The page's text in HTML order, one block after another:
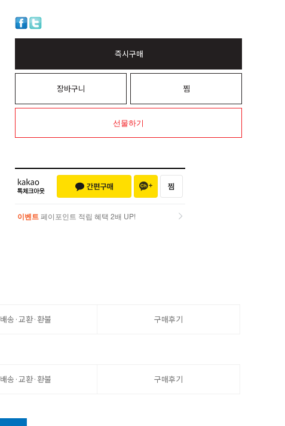
즉시구매
장바구니 찜
선물하기
이벤트 페이포인트 적립 혜택 2배 UP!
배송·교환·환불 구매후기
배송·교환·환불 구매후기